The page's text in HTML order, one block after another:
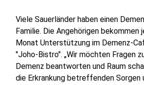
Viele Sauerländer haben einen
Familie. Die Angehörigen bekommen
Monat Unterstützung im Demenz-
"Joho-Bistro". „Wir möchten Fragen
Demenz beantworten und Raum
die Erkrankung betreffenden Sorgen